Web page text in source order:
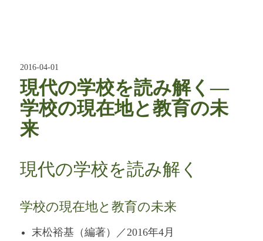
2016-04-01
現代の学校を読み解く―
学校の現在地と教育の未
来
現代の学校を読み解く
学校の現在地と教育の未来
末松裕基（編著）／2016年4月